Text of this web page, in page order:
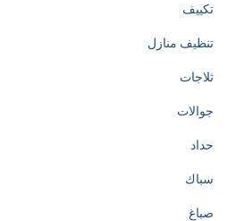
تكييف
تنظيف منازل
ثلاجات
جوالات
حداد
سباك
صباغ